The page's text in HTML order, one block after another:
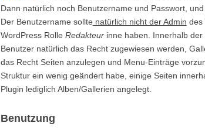
Dann natürlich noch Benutzername und Passwort,
Der Benutzername sollte natürlich nicht der Admin des
WordPress Rolle Redakteurinne haben. Innerhalb der
Benutzer natürlich das Recht zugewiesen werden,
das Recht Seiten anzulegen und Menu-Einträge
Struktur ein wenig geändert habe, einige Seiten
Plugin lediglich Alben/Gallerien angelegt.
Benutzung